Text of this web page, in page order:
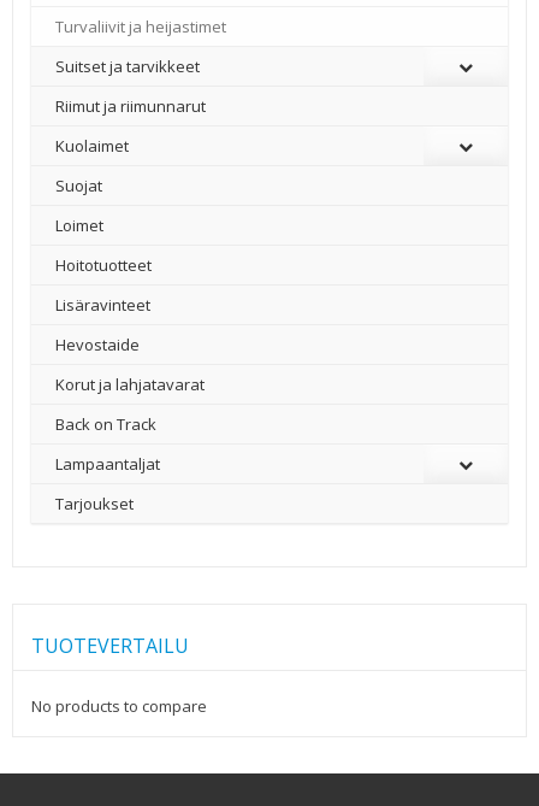
Turvaliivit ja heijastimet
Suitset ja tarvikkeet
Riimut ja riimunnarut
Kuolaimet
Suojat
Loimet
Hoitotuotteet
Lisäravinteet
Hevostaide
Korut ja lahjatavarat
Back on Track
Lampaantaljat
Tarjoukset
TUOTEVERTAILU
No products to compare